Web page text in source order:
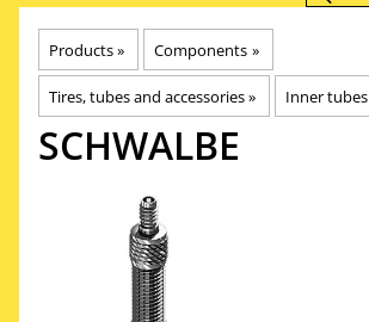
Products‪» Components ‪»
Tires, tubes and accessories‪» Inner tubes
SCHWALBE